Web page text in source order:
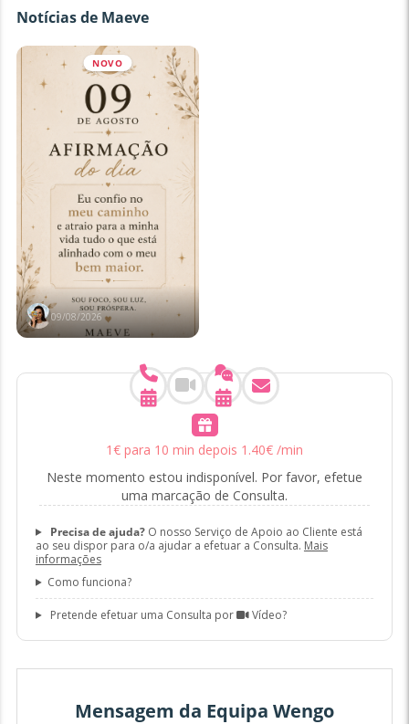
Notícias de Maeve
NOVO
09/08/2026
1€ para 10 min depois 1 .40€ /min
Neste momento estou indisponível. Por favor, efetue
uma marcação de Consulta.
Precisa de ajuda?O nosso Serviço de Apoio ao Cliente está
ao seu dispor para o/a ajudar a efetuar a Consulta. Mais
informações
Como funciona?
Pretende efetuar uma Consulta por Vídeo?
Mensagem da Equipa Wengo